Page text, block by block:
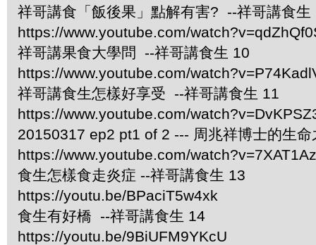
祥哥講食「飯後果」點解有害? --祥哥講食生
https://www.youtube.com/
祥哥講果食大學問 --祥哥講食生 10
https://www.youtube.com/
祥哥講食生怎樣好享受 --祥哥講食生 11
https://www.youtube.com/
20150317 ep2 pt1 of 2 --- 周兆祥博士的生
https://www.youtube.com/
食生怎樣食走炎症 --祥哥講食生 13
https://youtu.be/BPaciT5w4xk
食生有好橋 --祥哥講食生 14
https://youtu.be/9BiUFM9YKcU